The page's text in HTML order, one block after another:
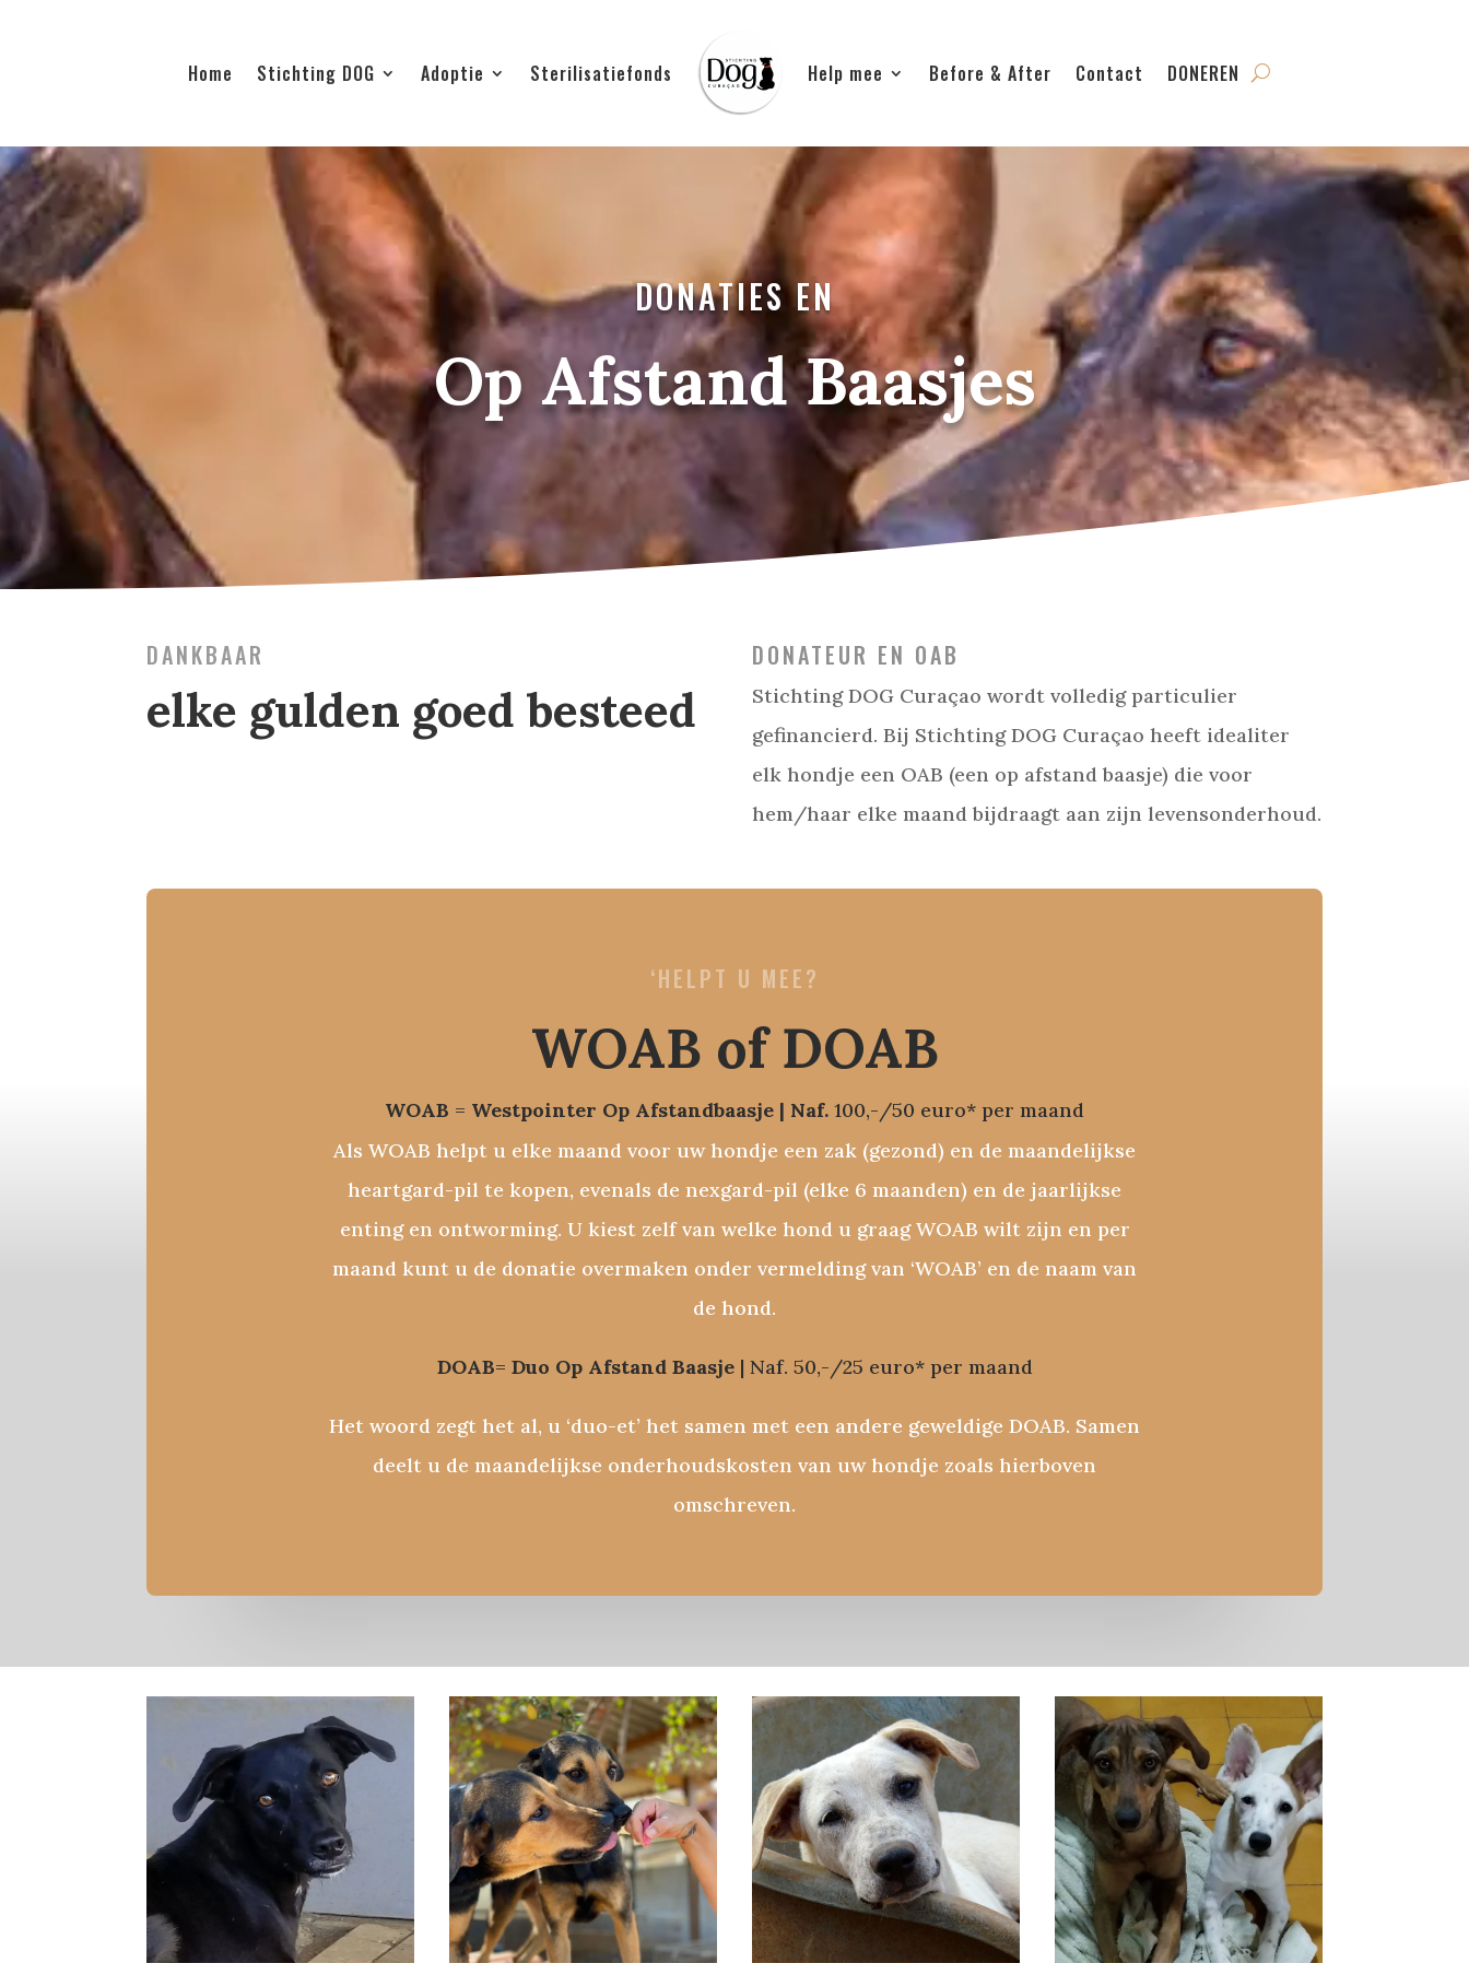
Home Stichting DOG Adoptie Sterilisatiefonds Help mee Before & After Contact DONEREN
DONATIES EN
Op Afstand Baasjes
DANKBAAR
elke gulden goed besteed
DONATEUR EN OAB
Stichting DOG Curaçao wordt volledig particulier
gefinancierd. Bij Stichting DOG Curaçao heeft idealiter
elk hondje een OAB (een op afstand baasje) die voor
hem/haar elke maand bijdraagt aan zijn levensonderhoud.
‘HELPT U MEE?
WOAB of DOAB
WOAB = Westpointer Op Afstandbaasje | Naf. 100,-/50 euro* per maand
Als WOAB helpt u elke maand voor uw hondje een zak (gezond) en de maandelijkse
heartgard-pil te kopen, evenals de nexgard-pil (elke 6 maanden) en de jaarlijkse
enting en ontworming. U kiest zelf van welke hond u graag WOAB wilt zijn en per
maand kunt u de donatie overmaken onder vermelding van ‘WOAB’ en de naam van
de hond.
DOAB= Duo Op Afstand Baasje| Naf. 50,-/25 euro* per maand
Het woord zegt het al, u ‘duo-et’ het samen met een andere geweldige DOAB. Samen
deelt u de maandelijkse onderhoudskosten van uw hondje zoals hierboven
omschreven.